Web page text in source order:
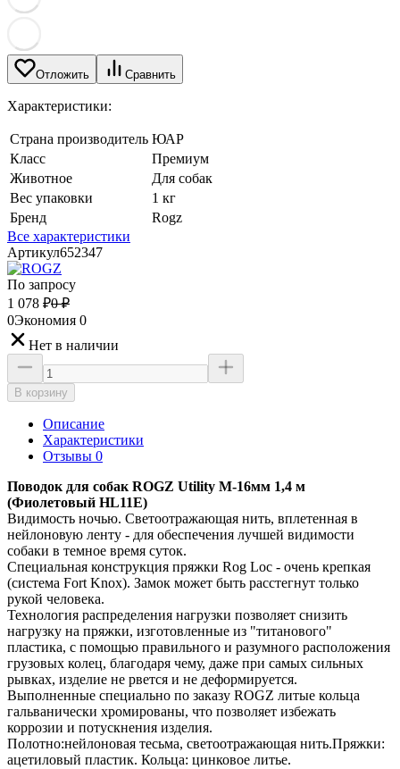
Отложить Сравнить
Характеристики:
Страна производитель ЮАР
Класс
Премиум
Животное
Для собак
Вес упаковки
1 кг
Бренд
Rogz
Все характеристики
Артикул652347
По запросу
1 078 ₽0 ₽
0Экономия 0
Нет в наличии
В корзину
Описание
Характеристики
Отзывы 0
Поводок для собак ROGZ Utility M-16мм 1,4 м
(Фиолетовый HL11E)
Видимость ночью. Светоотражающая нить, вплетенная в
нейлоновую ленту - для обеспечения лучшей видимости
собаки в темное время суток.
Специальная конструкция пряжки Rog Loc - очень крепкая
(система Fort Knox). Замок может быть расстегнут только
рукой человека.
Технология распределения нагрузки позволяет снизить
нагрузку на пряжки, изготовленные из "титанового"
пластика, с помощью правильного и разумного расположения
грузовых колец, благодаря чему, даже при самых сильных
рывках, изделие не рвется и не деформируется.
Выполненные специально по заказу ROGZ литые кольца
гальванически хромированы, что позволяет избежать
коррозии и потускнения изделия.
Полотно:нейлоновая тесьма, светоотражающая нить.Пряжки:
ацетиловый пластик. Кольца: цинковое литье.